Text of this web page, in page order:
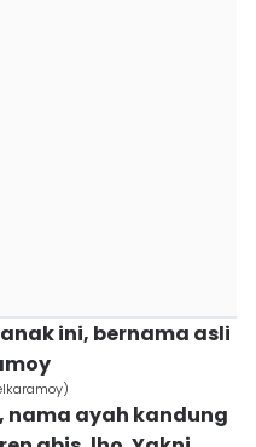
ini, bernama asli
nama ayah kandung